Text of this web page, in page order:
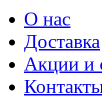
О нас
Доставка
Акции и